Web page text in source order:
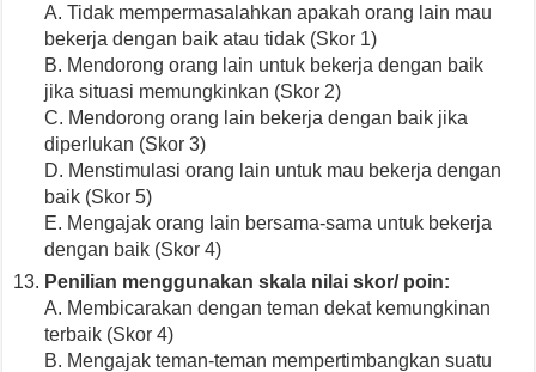
A. Tidak mempermasalahkan apakah orang lain mau
bekerja dengan baik atau tidak (Skor 1)
B. Mendorong orang lain untuk bekerja dengan baik
jika situasi memungkinkan (Skor 2)
C. Mendorong orang lain bekerja dengan baik jika
diperlukan (Skor 3)
D. Menstimulasi orang lain untuk mau bekerja dengan
baik (Skor 5)
E. Mengajak orang lain bersama-sama untuk bekerja
dengan baik (Skor 4)
Penilian menggunakan skala nilai skor/ poin:
A. Membicarakan dengan teman dekat kemungkinan
terbaik (Skor 4)
B. Mengajak teman-teman mempertimbangkan suatu